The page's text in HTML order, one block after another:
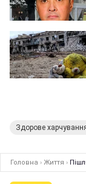
Здорове
Головна › Життя ›